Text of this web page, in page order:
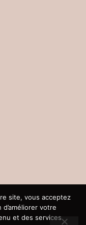
site, vous acceptez
votre
et des services